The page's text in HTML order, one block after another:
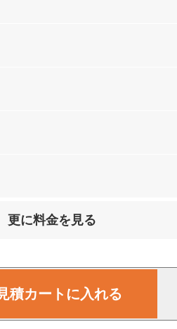
更に料金を見る
積カートに入れる